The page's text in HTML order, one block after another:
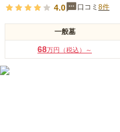
4.0 口コミ 8件
一般墓
68万円（税込）～